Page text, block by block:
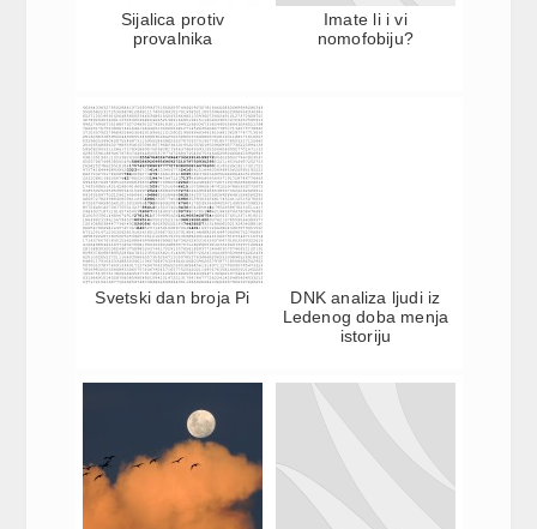
Sijalica protiv
provalnika
Imate li i vi
nomofobiju?
Svetski dan broja Pi
DNK analiza ljudi iz
Ledenog doba menja
istoriju